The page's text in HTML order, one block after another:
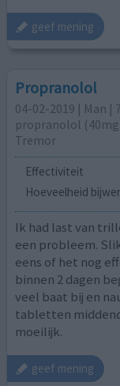
geef mening
Propranolol
04-02-2019 | Man |
propranolol
Tremor
Effectiviteit
Hoeveelheid
Ik had last van
een probleem.
eens of het nog
binnen 2 dagen
veel baat bij en
tabletten
moeilijk.
geef mening